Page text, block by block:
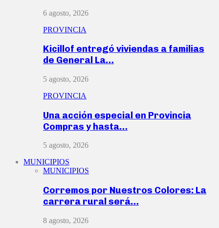
6 agosto, 2026
PROVINCIA
Kicillof entregó viviendas a familias
de General La…
5 agosto, 2026
PROVINCIA
Una acción especial en Provincia
Compras y hasta…
5 agosto, 2026
MUNICIPIOS
MUNICIPIOS
Corremos por Nuestros Colores: La
carrera rural será…
8 agosto, 2026